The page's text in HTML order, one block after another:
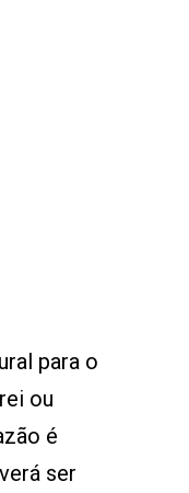
para o
ou
é
ser